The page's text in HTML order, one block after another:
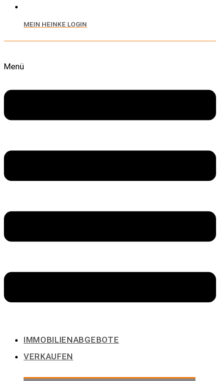
MEIN HEINKE LOGIN
Menü
IMMOBILIENABGEBOTE
VERKAUFEN